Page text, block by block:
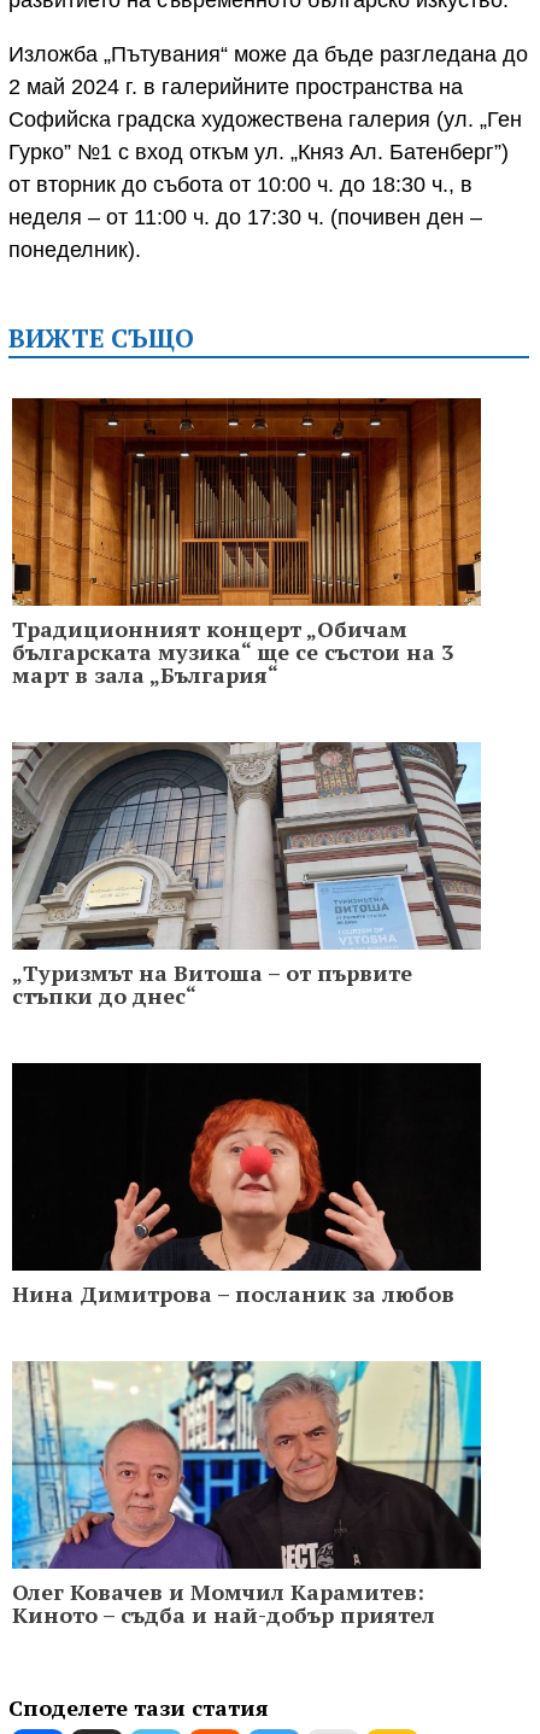
Изложба „Пътувания“ може да бъде разгледана до
2 май 2024 г. в галерийните пространства на
Софийска градска художествена галерия (ул. „Ген
Гурко” №1 с вход откъм ул. „Княз Ал. Батенберг”)
от вторник до събота от 10:00 ч. до 18:30 ч., в
неделя – от 11:00 ч. до 17:30 ч. (почивен ден –
понеделник).
ВИЖТЕ СЪЩО
Традиционният концерт „Обичам
българската музика“ ще се състои на 3
март в зала „България“
„Туризмът на Витоша – от първите
стъпки до днес“
Нина Димитрова – посланик за любов
Олег Ковачев и Момчил Карамитев:
Киното – съдба и най-добър приятел
Споделете тази статия